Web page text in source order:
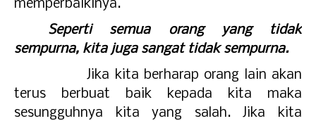
memperbaikinya.
Seperti semua orang yang tidak
sempurna, kita juga sangat tidak sempurna.
Jika kita berharap orang lain akan
terus berbuat baik kepada kita maka
sesungguhnya kita yang salah. Jika kita